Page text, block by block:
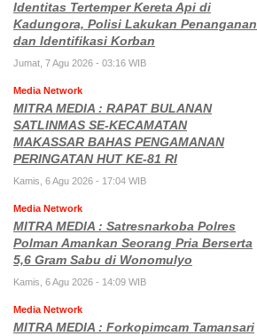
Identitas Tertemper Kereta Api di
Kadungora, Polisi Lakukan Penanganan
dan Identifikasi Korban
Jumat, 7 Agu 2026 - 03:16 WIB
Media Network
MITRA MEDIA : RAPAT BULANAN
SATLINMAS SE-KECAMATAN
MAKASSAR BAHAS PENGAMANAN
PERINGATAN HUT KE-81 RI
Kamis, 6 Agu 2026 - 17:04 WIB
Media Network
MITRA MEDIA : Satresnarkoba Polres
Polman Amankan Seorang Pria Berserta
5,6 Gram Sabu di Wonomulyo
Kamis, 6 Agu 2026 - 14:09 WIB
Media Network
MITRA MEDIA : Forkopimcam Tamansari